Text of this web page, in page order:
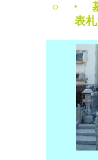
○ ・
表札大